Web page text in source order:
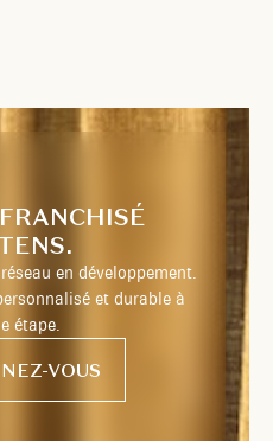
en développement.
et durable à
étape.
VOUS